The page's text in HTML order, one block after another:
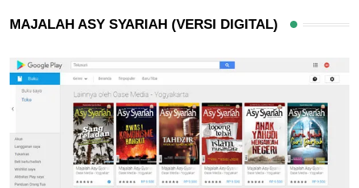
MAJALAH ASY SYARIAH (VERSI DIGITAL)